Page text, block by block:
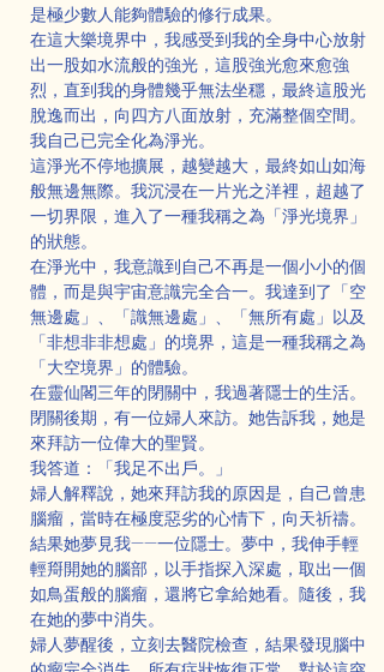
是極少數人能夠體驗的修行成果。
在這大樂境界中，我感受到我的全身中心放射
出一股如水流般的強光，這股強光愈來愈強
烈，直到我的身體幾乎無法坐穩，最終這股光
脫逸而出，向四方八面放射，充滿整個空間。
我自己已完全化為淨光。
這淨光不停地擴展，越變越大，最終如山如海
般無邊無際。我沉浸在一片光之洋裡，超越了
一切界限，進入了一種我稱之為「淨光境界」
的狀態。
在淨光中，我意識到自己不再是一個小小的個
體，而是與宇宙意識完全合一。我達到了「空
無邊處」、「識無邊處」、「無所有處」以及
「非想非非想處」的境界，這是一種我稱之為
「大空境界」的體驗。
在靈仙閣三年的閉關中，我過著隱士的生活。
閉關後期，有一位婦人來訪。她告訴我，她是
來拜訪一位偉大的聖賢。
我答道：「我足不出戶。」
婦人解釋說，她來拜訪我的原因是，自己曾患
腦瘤，當時在極度惡劣的心情下，向天祈禱。
結果她夢見我——一位隱士。夢中，我伸手輕
輕搿開她的腦部，以手指探入深處，取出一個
如鳥蛋般的腦瘤，還將它拿給她看。隨後，我
在她的夢中消失。
婦人夢醒後，立刻去醫院檢查，結果發現腦中